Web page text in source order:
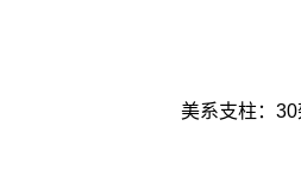
美系支柱：